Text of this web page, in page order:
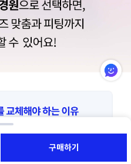
구매하기